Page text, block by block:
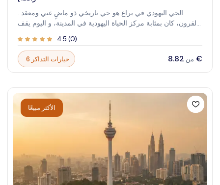
الحي اليهودي في براغ هو حي تاريخي ذو ماضٍ غني ومعقد .
لقرون، كان بمثابة مركز الحياة اليهودية في المدينة، و اليوم يقف
الحي اليهودي فرصة فريدة للعودة بالزمن إلى الوراء و استكشاف
المعابد اليهودية و المتاحف و الشوارع التي شهدت لحظات محورية
في التاريخ. جولة مصحوبة بمرشدين تعزز التجربة، وتوفر رؤى
أعمق في القصص والتقاليد التي شكلت هذا المكان الرائع. اكتشف
4.5 (0)
6 خيارات التذاكر من ‏8.82 €
الأكثر مبيعًا